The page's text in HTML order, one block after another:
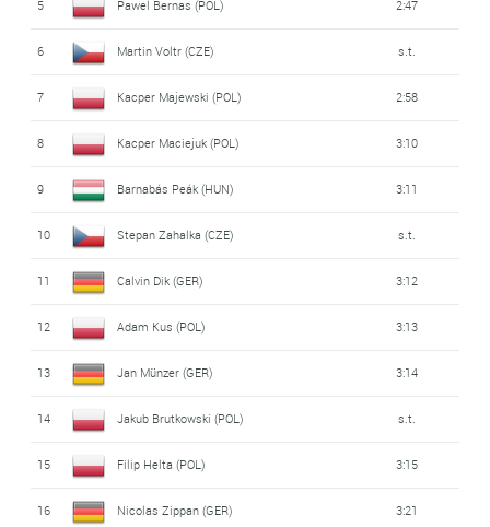
5 Pawel Bernas (POL) 2:47
6 Martin Voltr (CZE) s.t.
7 Kacper Majewski (POL) 2:58
8 Kacper Maciejuk (POL) 3:10
9 Barnabás Peák (HUN) 3:11
10 Stepan Zahalka (CZE) s.t.
11 Calvin Dik (GER) 3:12
12 Adam Kus (POL) 3:13
13 Jan Münzer (GER) 3:14
14 Jakub Brutkowski (POL) s.t.
15 Filip Helta (POL) 3:15
16 Nicolas Zippan (GER) 3:21